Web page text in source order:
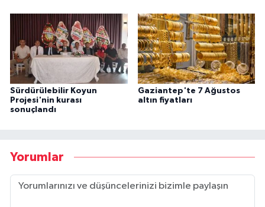
Sürdürülebilir Koyun
Projesi'nin kurası
sonuçlandı
Gaziantep'te 7 Ağustos
altın fiyatları
Yorumlar